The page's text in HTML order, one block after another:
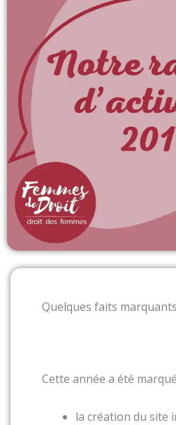
Quelques faits
Cette année a été
la création du site